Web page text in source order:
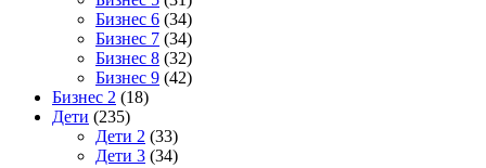
Бизнес 6 (34)
Бизнес 7 (34)
Бизнес 8 (32)
Бизнес 9 (42)
Бизнес 2 (18)
Дети (235)
Дети 2 (33)
Дети 3 (34)